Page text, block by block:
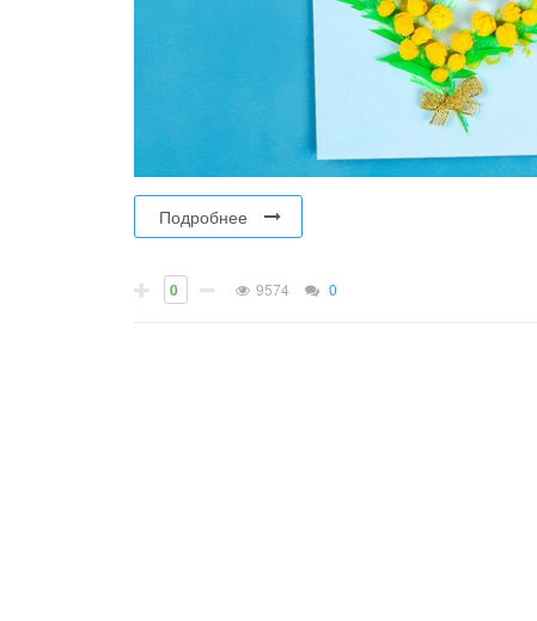
Подробнее
0 9574 0